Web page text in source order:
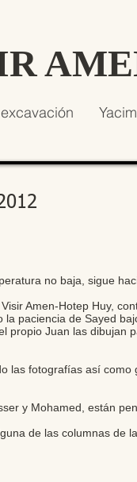
no baja, sigue
Amen-Hotep Huy,
paciencia de Sayed
propio Juan las
las fotografías así
y Mohamed, están
de las columnas de